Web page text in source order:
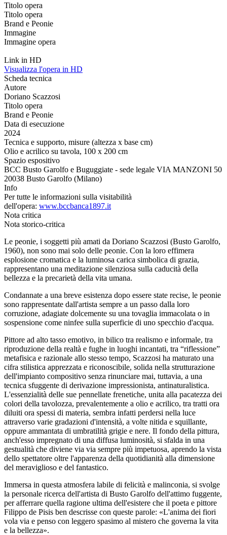
Titolo opera
Titolo opera
Brand e Peonie
Immagine
Immagine opera
Link in HD
Visualizza l'opera in HD
Scheda tecnica
Autore
Doriano Scazzosi
Titolo opera
Brand e Peonie
Data di esecuzione
2024
Tecnica e supporto, misure (altezza x base cm)
Olio e acrilico su tavola, 100 x 200 cm
Spazio espositivo
BCC Busto Garolfo e Buguggiate - sede legale VIA MANZONI 50
20038 Busto Garolfo (Milano)
Info
Per tutte le informazioni sulla visitabilità
dell'opera: www.bccbanca1897.it
Nota critica
Nota storico-critica
Le peonie, i soggetti più amati da Doriano Scazzosi (Busto Garolfo,
1960), non sono mai solo delle peonie. Con la loro effimera
esplosione cromatica e la luminosa carica simbolica di grazia,
rappresentano una meditazione silenziosa sulla caducità della
bellezza e la precarietà della vita umana.
Condannate a una breve esistenza dopo essere state recise, le peonie
sono rappresentate dall'artista sempre a un passo dalla loro
corruzione, adagiate dolcemente su una tovaglia immacolata o in
sospensione come ninfee sulla superficie di uno specchio d'acqua.
Pittore ad alto tasso emotivo, in bilico tra realismo e informale, tra
riproduzione della realtà e fughe in luoghi incantati, tra “riflessione”
metafisica e razionale allo stesso tempo, Scazzosi ha maturato una
cifra stilistica apprezzata e riconoscibile, solida nella strutturazione
dell'impianto compositivo senza rinunciare mai, tuttavia, a una
tecnica sfuggente di derivazione impressionista, antinaturalistica.
L'essenzialità delle sue pennellate frenetiche, unita alla pacatezza dei
colori della tavolozza, prevalentemente a olio e acrilico, tra tratti ora
diluiti ora spessi di materia, sembra infatti perdersi nella luce
attraverso varie gradazioni d'intensità, a volte nitida e squillante,
oppure ammantata di umbratilità grigie e nere. Il fondo della pittura,
anch'esso impregnato di una diffusa luminosità, si sfalda in una
gestualità che diviene via via sempre più impetuosa, aprendo la vista
dello spettatore oltre l'apparenza della quotidianità alla dimensione
del meraviglioso e del fantastico.
Immersa in questa atmosfera labile di felicità e malinconia, si svolge
la personale ricerca dell'artista di Busto Garolfo dell'attimo fuggente,
per afferrare quella ragione ultima dell'esistere che il poeta e pittore
Filippo de Pisis ben descrisse con queste parole: «L'anima dei fiori
vola via e penso con leggero spasimo al mistero che governa la vita
e la bellezza».